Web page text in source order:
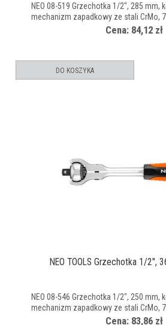
NEO 08-519 Grzechotka 1/2", 285 mm,
mechanizm zapadkowy ze stali CrMo,
Cena: 84,12 zł
DO KOSZYKA
NEO TOOLS Grzechotka 1/2",
NEO 08-546 Grzechotka 1/2", 250 mm,
mechanizm zapadkowy ze stali CrMo,
Cena: 83,86 zł